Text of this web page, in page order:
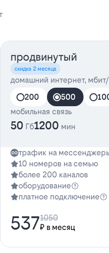
продвинутый
скидка 2 месяца
домашний интернет,
200
500
мобильная связь
50 Гб1200 мин
трафик на
10 номеров на семью
более 200 каналов
оборудование
платное подключение
537₽ в месяц
1050